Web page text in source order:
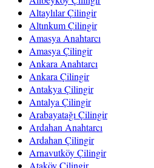
Altaylılar Çilingir
Altınkum Çilingir
Amasya Anahtarcı
Amasya Çilingir
Ankara Anahtarcı
Ankara Çilingir
Antakya Çilingir
Antalya Çilingir
Arabayatağı Çilingir
Ardahan Anahtarcı
Ardahan Çilingir
Arnavutköy Çilingir
Ataköy Çilingir